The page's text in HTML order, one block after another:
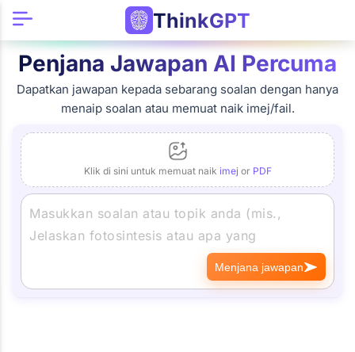
ThinkGPT
Penjana Jawapan AI Percuma
Dapatkan jawapan kepada sebarang soalan dengan hanya
menaip soalan atau memuat naik imej/fail.
Klik di sini untuk memuat naik imej or PDF
Menjana jawapan